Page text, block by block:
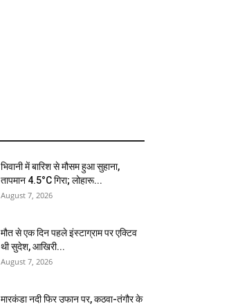
भिवानी में बारिश से मौसम हुआ सुहाना,
तापमान 4.5°C गिरा; लोहारू...
August 7, 2026
मौत से एक दिन पहले इंस्टाग्राम पर एक्टिव
थी सुदेश, आखिरी...
August 7, 2026
मारकंडा नदी फिर उफान पर, कठवा-तंगौर के